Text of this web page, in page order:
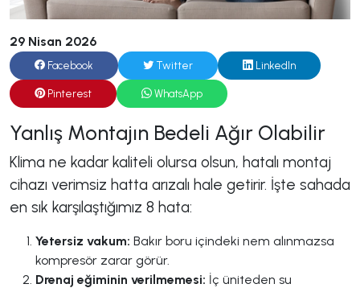
29 Nisan 2026
Facebook Twitter LinkedIn
Pinterest WhatsApp
Yanlış Montajın Bedeli Ağır Olabilir
Klima ne kadar kaliteli olursa olsun, hatalı montaj
cihazı verimsiz hatta arızalı hale getirir. İşte sahada
en sık karşılaştığımız 8 hata:
Yetersiz vakum: Bakır boru içindeki nem alınmazsa
kompresör zarar görür.
Drenaj eğiminin verilmemesi: İç üniteden su